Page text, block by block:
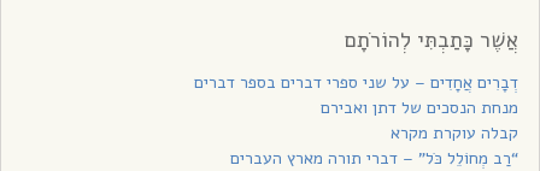
אֲשֶׁר כָּתַבְתִּי לְהוֹרֹתָם
דְבָרִים אֲחָדִים – על שני ספרי דברים בספר דברים
מנחת הנסכים של דתן ואבירם
קבלה עוקרת מקרא
“רַב מְחוֹלֵל כֹּל” – דברי תורה מארץ העברים